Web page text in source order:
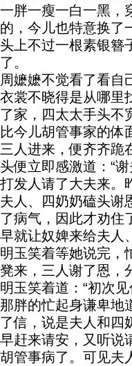
一胖一瘦一白一黑，
的，今儿也特意换了
头上不过一根素银簪
了。
周嬷嬷不觉看了看自
衣裳不晓得是从哪里
了家，四太太手头不
比今儿胡管事家的体
三人进来，便齐齐跪
头便立即感激道：“
打发人请了大夫来。
夫人、四奶奶磕头谢
了病气，因此才劝住
早就让奴婢来给夫人
明玉笑着等她说完，
凳来，三人谢了恩，
明玉笑着道：“初次
那胖的忙起身谦卑地
了信，说是夫人和四
早赶来请安，又听说
胡管事病了。可见夫